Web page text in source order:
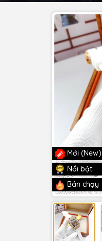
Mới (New)
Nổi bật
Bán chạy